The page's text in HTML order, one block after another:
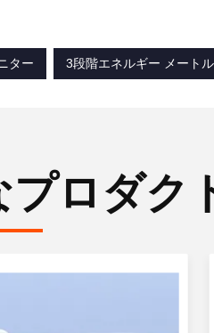
ター 3段階エネルギー メート
プロダク